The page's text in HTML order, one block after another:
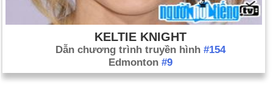
KELTIE KNIGHT
Dẫn chương trình truyền hình #154
Edmonton #9